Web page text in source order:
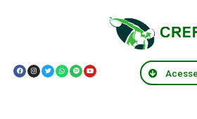
Resolução
142/2025